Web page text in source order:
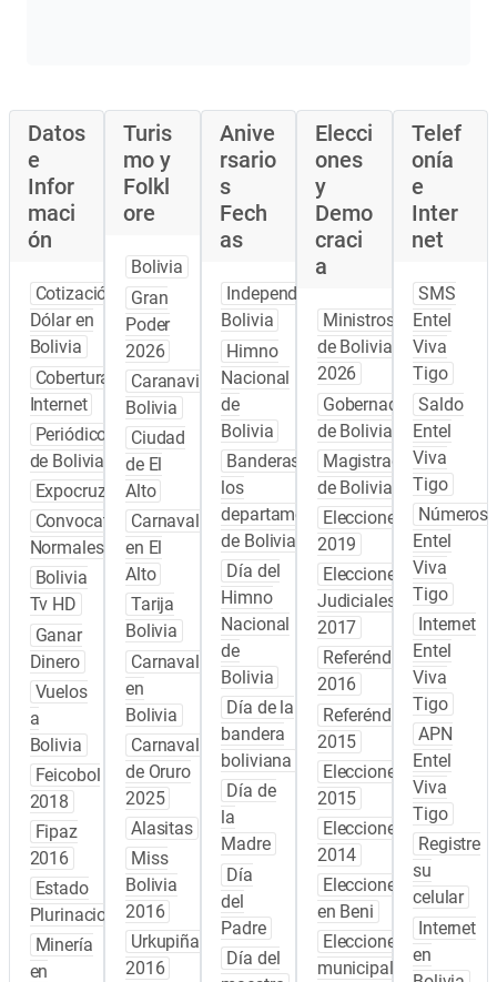
Datos
e
Infor
maci
ón
Cotización
Dólar en
Bolivia
Cobertura
Internet
Periódicos
de Bolivia
Expocruz
Convocatoria
Normales
Bolivia
Tv HD
Ganar
Dinero
Vuelos
a
Bolivia
Feicobol
2018
Fipaz
2016
Estado
Plurinacional
Minería
en
Turis
mo y
Folkl
ore
Bolivia
Gran
Poder
2026
Caranavi
Bolivia
Ciudad
de El
Alto
Carnaval
en El
Alto
Tarija
Bolivia
Carnaval
en
Bolivia
Carnaval
de Oruro
2025
Alasitas
Miss
Bolivia
2016
Urkupiña
2016
Anive
rsario
s
Fech
as
Independencia
Bolivia
Himno
Nacional
de
Bolivia
Banderas de
los
departamentos
de Bolivia
Día del
Himno
Nacional
de
Bolivia
Día de la
bandera
boliviana
Día de
la
Madre
Día
del
Padre
Día del
Elecci
ones
y
Demo
craci
a
Ministros
de Bolivia
2026
Gobernadores
de Bolivia
Magistrados
de Bolivia
Elecciones
2019
Elecciones
Judiciales
2017
Referéndum
2016
Referéndum
2015
Elecciones
2015
Elecciones
2014
Elecciones
en Beni
Elecciones
municipales
Telef
onía
e
Inter
net
SMS
Entel
Viva
Tigo
Saldo
Entel
Viva
Tigo
Números
Entel
Viva
Tigo
Internet
Entel
Viva
Tigo
APN
Entel
Viva
Tigo
Registre
su
celular
Internet
en